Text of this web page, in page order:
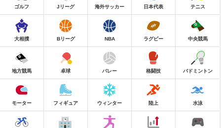
ゴルフ Jリーグ 海外サッカー 日本代表 テニス
大相撲 Bリーグ NBA ラグビー 中央競馬
地方競馬 卓球 バレー 格闘技 バドミントン
モーター フィギュア ウィンター 陸上 水泳